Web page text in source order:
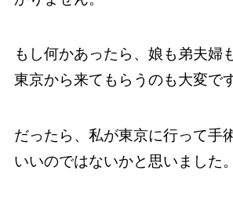
もし何かあったら、娘も弟夫婦
東京から来てもらうのも大変です
だったら、私が東京に行って手
いいのではないかと思いました。